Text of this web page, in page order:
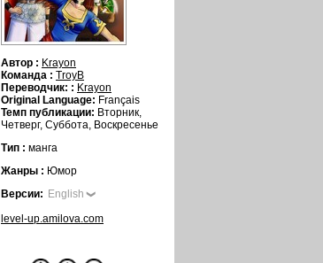
Автор : Krayon
Команда : TroyB
Переводчик: : Krayon
Original Language: Français
Темп публикации: Вторник,
Четверг, Суббота, Воскресенье
Тип : манга
Жанры : Юмор
Версии: English
level-up.amilova.com